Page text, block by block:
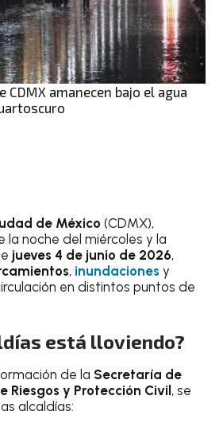
CDMX amanecen bajo el agua
de México (CDMX),
la noche del miércoles y la
jueves 4 de junio de 2026,
, inundaciones y
en distintos puntos de
está lloviendo?
de la Secretaría de
Riesgos y Protección Civil , se
alcaldías: